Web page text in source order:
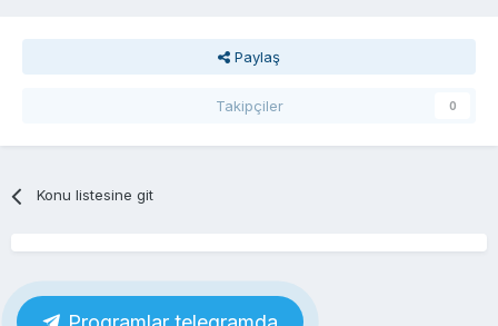
Paylaş
Takipçiler 0
Konu listesine git